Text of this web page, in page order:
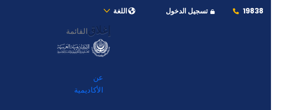
19838 تسجيل الدخول اللغة
إغلاق القائمة
عن
الأكاديمية